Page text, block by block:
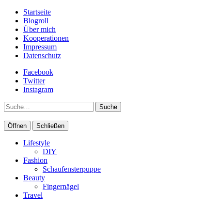
Startseite
Blogroll
Über mich
Kooperationen
Impressum
Datenschutz
Facebook
Twitter
Instagram
Suche
Öffnen Schließen
Lifestyle
DIY
Fashion
Schaufensterpuppe
Beauty
Fingernägel
Travel